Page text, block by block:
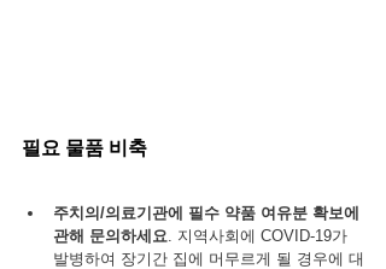
필요 물품 비축
주치의/의료기관에 필수 약품 여유분 확보에
관해 문의하세요. 지역사회에 COVID-19가
발병하여 장기간 집에 머무르게 될 경우에 대